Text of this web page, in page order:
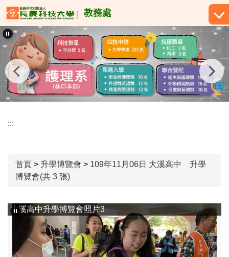
跳
到
主
要
內
容
區
教務處
:::
首頁 > 升學博覽會 > 109年11月06日 大溪高中 升學
博覽會(共 3 張)
大溪高中升學博覽會照片3